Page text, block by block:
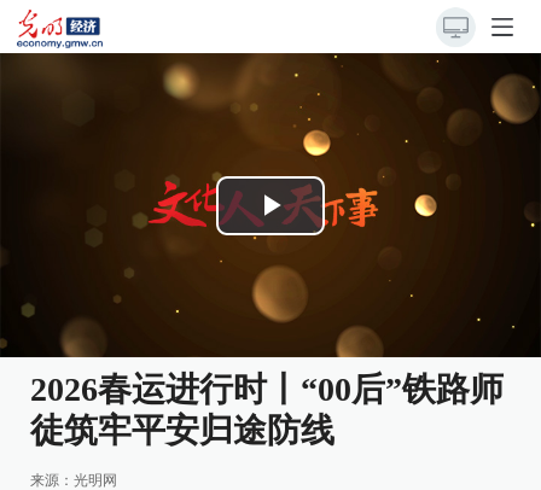
Play
Video
2026春运进行时丨“00后”铁路师
徒筑牢平安归途防线
来源： 光明网